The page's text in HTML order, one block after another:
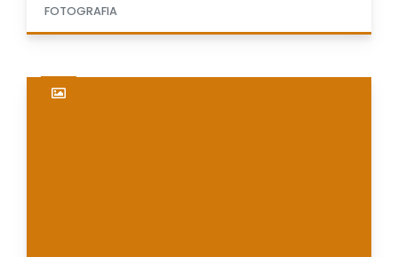
FOTOGRAFIA